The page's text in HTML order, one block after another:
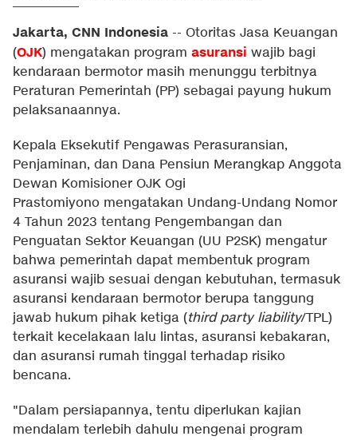
Jakarta, CNN Indonesia -- Otoritas Jasa Keuangan
(OJK) mengatakan program asuransi wajib bagi
kendaraan bermotor masih menunggu terbitnya
Peraturan Pemerintah (PP) sebagai payung hukum
pelaksanaannya.
Kepala Eksekutif Pengawas Perasuransian,
Penjaminan, dan Dana Pensiun Merangkap Anggota
Dewan Komisioner OJK Ogi
Prastomiyono mengatakan Undang-Undang Nomor
4 Tahun 2023 tentang Pengembangan dan
Penguatan Sektor Keuangan (UU P2SK) mengatur
bahwa pemerintah dapat membentuk program
asuransi wajib sesuai dengan kebutuhan, termasuk
asuransi kendaraan bermotor berupa tanggung
jawab hukum pihak ketiga (third party liability/TPL)
terkait kecelakaan lalu lintas, asuransi kebakaran,
dan asuransi rumah tinggal terhadap risiko
bencana.
"Dalam persiapannya, tentu diperlukan kajian
mendalam terlebih dahulu mengenai program